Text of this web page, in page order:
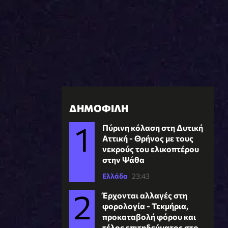
ΔΗΜΟΦΙΛΗ
Πύρινη κόλαση στη Δυτική
Αττική - Θρήνος με τους
νεκρούς του ελικοπτέρου
στην Ψάθα
Ελλάδα 23:43
Έρχονται αλλαγές στη
φορολογία - Τεκμήρια,
προκαταβολή φόρου και